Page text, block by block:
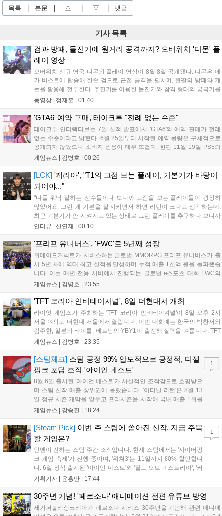
목록 | 본문 | △ | ▽ | 댓글
기사 목록
검과 방패, 돌진기에 원거리 공격까지? 오버워치 '디몬' 플
레이 영상
오버워치 신규 영웅 디몬의 플레이 영상이 8월 8일 공개됐다. 디몬은 메
카 비스트에 탑승해 한손 검으로 근접 공격을 펼치며, 왼팔의 방패와 캐
논을 활용해 전투한다. 추진기를 이용한 돌진기와 참격 형태의 궁극기를
보유했고, 메카 파괴 시 맨몸으로 기관총을 사용하는 특징이 있다. 디몬
출시될 예정이다....
동영상 | 정재훈 | 01:40
'GTA6' 예약 구매, 테이크투 "전례 없는 수준"
테이크투 인터랙티브는 7일 실적 발표에서 'GTA6'의 예약 판매가 전례
없는 수준이라고 밝혔다. 6월 25일부터 시작된 예약 물량은 구체적으로
공개되지 않았으나 소비자 반응이 매우 뜨겁다. 한편 11월 19일 PS5와
Xbox 시리즈 X|S로 정식 출시될 예정이며, 록스타 게임즈는 한국 시각
Extended Look'을 최초 공개할 계획이다....
게임뉴스 | 김병호 | 00:26
[LCK] '케리아', "T1의 고점 보는 플레이, 기본기가 바탕이
되어야..."
"다들 워낙 잘하는 선수들이다 보니까 고점을 보는 플레이들이 굉장히
많았어요. 그런 게 기본을 잘 지키면서 하면 리턴이 크다고 생각하는데,
최근 기본기가 안 지켜지고 있는 상태로 그런 플레이를 추구하다 보니까
팀적으로 안 좋은 사고가 계속 많이 났던 것 같습니다." T1은 6일 서울 종
인터뷰 | 신연재 | 00:10
'프리프 유니버스', 'FWC'로 5년째 성장
위메이드커넥트가 서비스하는 글로벌 MMORPG 프리프 유니버스가 출
시 5년 차에 역대 최고 실적을 달성하며 누적 매출 1천억 원을 돌파했습
니다. 이는 매년 전용 서버에서 진행되는 글로벌 e스포츠 대회 FWC의
영향이 큽니다. FWC는 이용자가 동일한 조건에서 시즌을 함께 즐기는
대폭 상승하는 성과를 냈습니다. 오는 10월 필리핀 마닐라에서 총상금
이드커넥트는 이를 통해 커뮤니티 중심의 장기 성장 모델을 지속할 방침
입니다....
게임뉴스 | 김병호 | 23:55
'TFT 코리아 인비테이셔널', 8일 더현대서 개최
라이엇 게임즈가 주최하는 'TFT 코리아 인비테이셔널'이 8일 오후 2시
서울 여의도 더현대 서울에서 열립니다. 이번 대회에는 한국의 박찬서와
김주한, 일본의 타이틀, 베트남의 YBY1이 출전해 실력을 겨룹니다. TFT
는 소속팀 없이 개인 자격으로 참가하는 독특한 대회 구조를 가지며, 누
17일까지 이어지는 이번 행사는 신규 세트 체험과 공연 등 다양한 즐길
거리를 제공하며, 이후 현대백화점 판교점에서도 행사가 이어질 예정입
니다. 연말에는 라스베이거스 오픈이 개최됩니다....
게임뉴스 | 김병호 | 23:35
[스팀체크] 스팀 긍정 99% 압도적으로 긍정적, 디젤
펑크 포탑 조작 '아이언 네스트'
8월 6일 출시된 '아이언 네스트'가 사실적인 조작감으로 호평받으
며 스팀 신작 매출 상위권에 올랐습니다. '이터널 리턴'은 8월 13
일 정규 시즌 개막을 앞두고 프리시즌을 시작해 국내 매출 1위를
기록했습니다. 25주년을 맞은 '고스트 리콘' 시리즈는 8월 6일 쇼
'마블 투혼: 파이팅 소울즈'와 레트로 수리 시뮬레이션 '리스토
리'도 스팀에 정식 출시되었습니다....
게임뉴스 | 강승진 | 18:24
1
[Steam Pick] 이번 주 스팀에 쏟아진 신작, 지금 주목
할 게임은?
인벤이 전하는 스팀 주간 소식입니다. 현재 스팀에서는 '사이버펑
크 게임 축제'가 진행 중이며, '위쳐3'는 11일까지 80% 할인합니
다. 6일 정식 출시된 '아이언 네스트'와 '필드 오브 미스트리아', '커
세어 코브'가 호평받고 있습니다. 한편, 7일 출시된 '마블 투혼'은
다. 유비소프트의 '고스트리콘: 와일드랜드'는 7년 만의 대규모 업
기획기사 | 윤홍만 | 17:44
1
30주년 기념! '페르소나' 애니메이션 전편 유튜브 방영
세가퍼블리싱코리아가 페르소나 시리즈 30주년을 기념해 관련 애니메